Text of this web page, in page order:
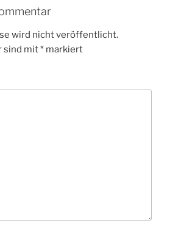
wird nicht veröffentlicht.
sind mit* markiert